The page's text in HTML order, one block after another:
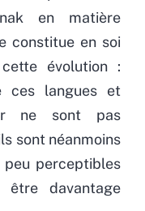
en matière
constitue en soi
évolution :
ces langues et
ne sont pas
sont néanmoins
peu perceptibles
être davantage